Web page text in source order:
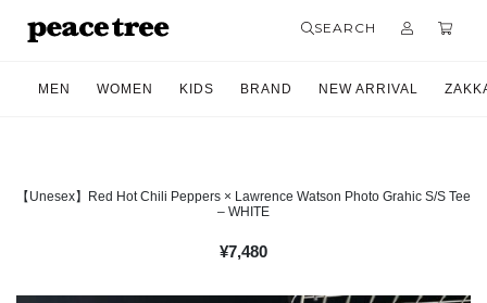
SEARCH
MEN WOMEN KIDS BRAND NEW ARRIVAL
【Unesex】Red Hot Chili Peppers × Lawrence Watson Photo Grahic S/S Tee
– WHITE
¥7,480